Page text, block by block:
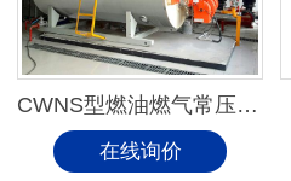
CWNS型燃油燃气常压热水锅炉
在线询价